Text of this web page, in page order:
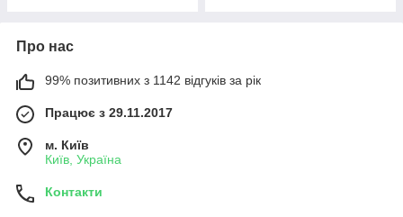
Про нас
99% позитивних з 1142 відгуків за рік
Працює з 29.11.2017
м. Київ
Київ, Україна
Контакти